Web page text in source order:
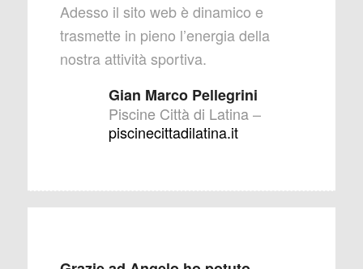
Adesso il sito web è dinamico e
trasmette in pieno l’energia della
nostra attività sportiva.
Gian Marco Pellegrini
Piscine Città di Latina –
piscinecittadilatina.it